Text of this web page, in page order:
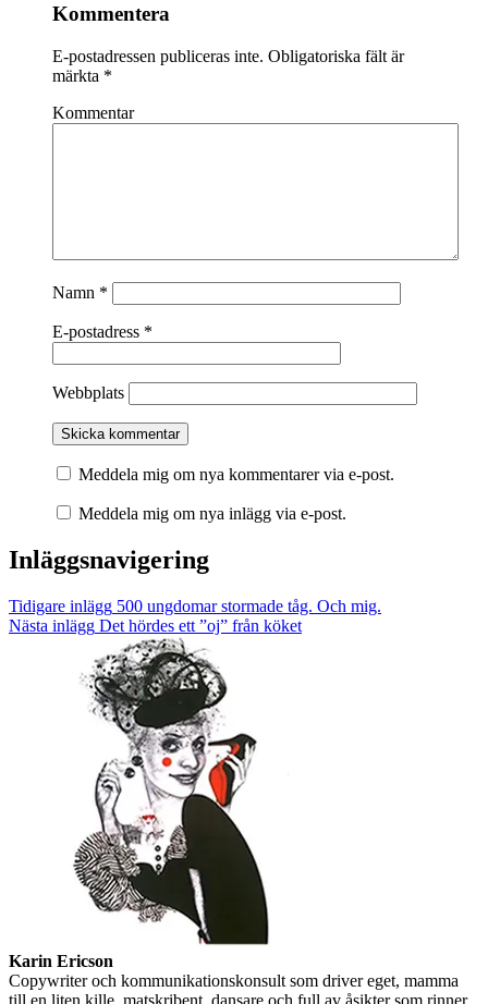
Kommentera
E-postadressen publiceras inte. Obligatoriska fält är
märkta *
Kommentar
Namn *
E-postadress *
Webbplats
Meddela mig om nya kommentarer via e-post.
Meddela mig om nya inlägg via e-post.
Inläggsnavigering
Tidigare inlägg 500 ungdomar stormade tåg. Och mig.
Nästa inlägg Det hördes ett ”oj” från köket
Karin Ericson
Copywriter och kommunikationskonsult som driver eget, mamma
till en liten kille, matskribent, dansare och full av åsikter som rinner